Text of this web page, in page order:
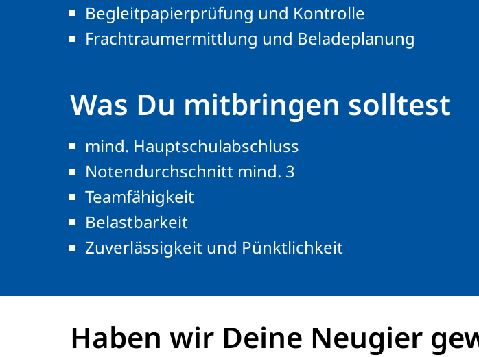
Begleitpapierprüfung und Kontrolle
Frachtraumermittlung und Beladeplanung
Was Du mitbringen solltest
mind. Hauptschulabschluss
Notendurchschnitt mind. 3
Teamfähigkeit
Belastbarkeit
Zuverlässigkeit und Pünktlichkeit
Haben wir Deine Neugier